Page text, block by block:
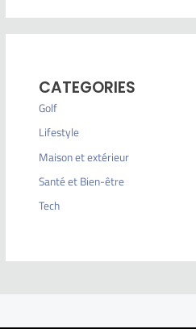
CATEGORIES
Golf
Lifestyle
Maison et extérieur
Santé et Bien-être
Tech